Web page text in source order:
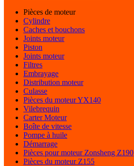
Pièces de moteur
Cylindre
Caches et bouchons
Joints moteur
Piston
Joints moteur
Filtres
Embrayage
Distribution moteur
Culasse
Pièces du moteur YX140
Vilebrequin
Carter Moteur
Boîte de vitesse
Pompe à huile
Démarrage
Pièces pour moteur Zonsheng Z190
Pièces du moteur Z155